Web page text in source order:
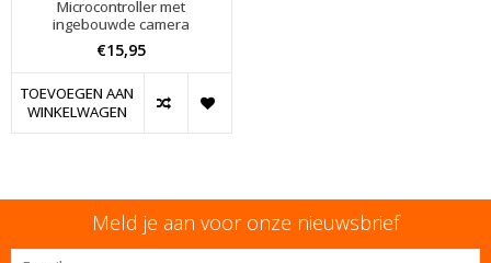
Microcontroller met
ingebouwde camera
€15,95
TOEVOEGEN AAN
WINKELWAGEN
Meld je aan voor onze nieuwsbrief